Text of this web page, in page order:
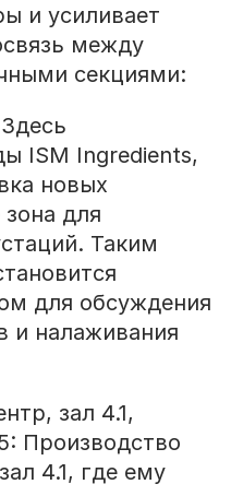
и усиливает
между
секциями:
ISM Ingredients,
новых
для
Таким
для обсуждения
и налаживания
зал 4.1,
Производство
4.1, где ему